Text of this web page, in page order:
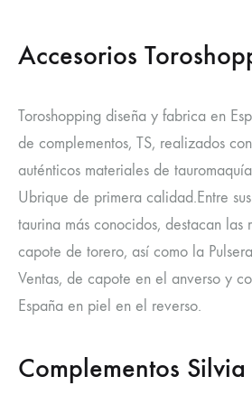
Accesorios
Toroshopping diseña y fabrica en
de complementos, TS, realizados
auténticos materiales de
Ubrique de primera calidad.Entre
taurina más conocidos, destacan las
capote de torero, así como la
Ventas, de capote en el anverso y
España en piel en el reverso.
Complementos